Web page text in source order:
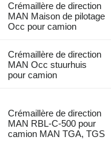
Crémaillère de direction
MAN Maison de pilotage
Occ pour camion
Crémaillère de direction
MAN Occ stuurhuis
pour camion
Crémaillère de direction
MAN RBL-C-500 pour
camion MAN TGA, TGS